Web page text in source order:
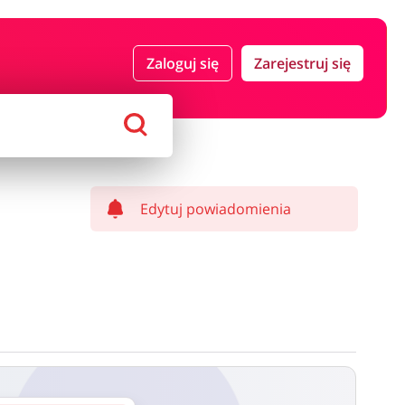
Zaloguj się Zarejestruj się
Edytuj powiadomienia